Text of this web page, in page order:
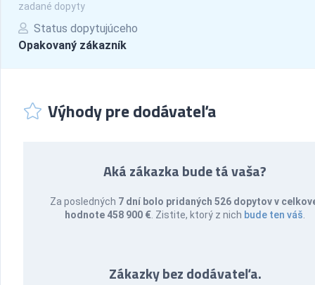
zadané dopyty
Status dopytujúceho
Opakovaný zákazník
Výhody pre dodávateľa
Aká zákazka bude tá vaša?
Za posledných 7 dní bolo pridaných 526 dopytov v
hodnote 458 900 € . Zistite, ktorý z nich bude ten váš
Zákazky bez dodávateľa.